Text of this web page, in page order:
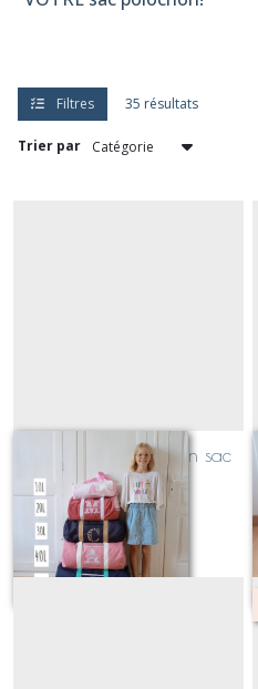
Filtres 35 résultats
Trier par
quelle taille pour mon sac
polochon? 3
Sur demande